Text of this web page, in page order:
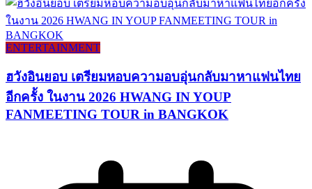
ENTERTAINMENT
ฮวังอินยอบ เตรียมหอบความอบอุ่นกลับมาหาแฟนไทย
อีกครั้ง ในงาน 2026 HWANG IN YOUP
FANMEETING TOUR in BANGKOK